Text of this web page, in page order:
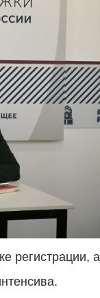
регистрации, а